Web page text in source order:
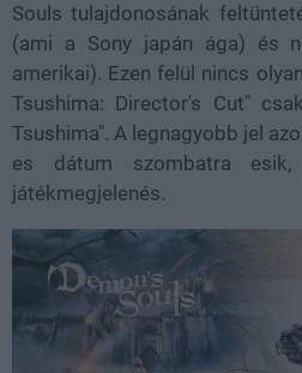
Souls tulajdonosának
(ami a Sony japán ága) és
amerikai). Ezen felül nincs
Tsushima: Director's Cut"
Tsushima". A legnagyobb jel
es dátum szombatra
játékmegjelenés.